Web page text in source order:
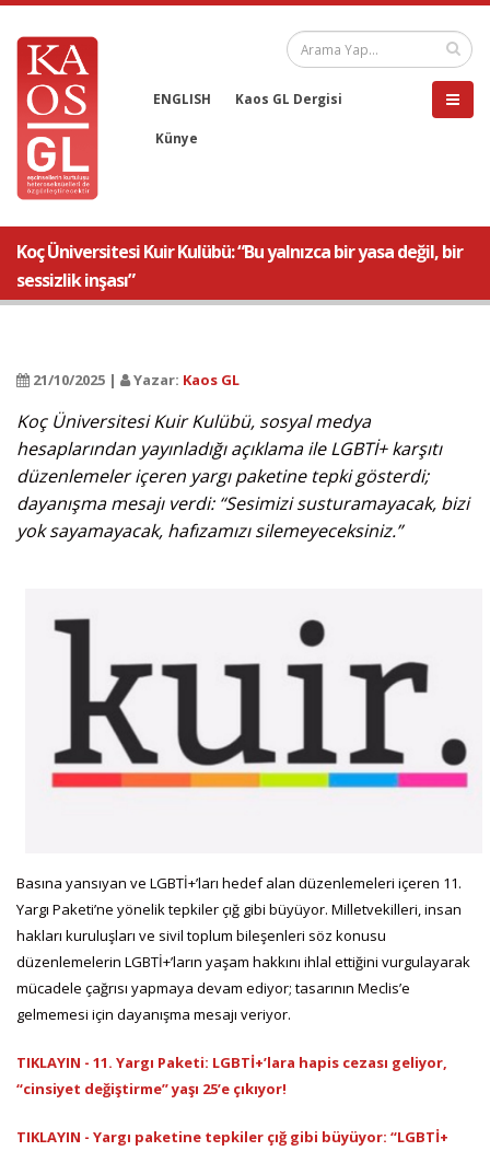
ENGLISH Kaos GL Dergisi
Künye
Koç Üniversitesi Kuir Kulübü: “Bu yalnızca bir yasa değil, bir
sessizlik inşası”
21/10/2025 | Yazar: Kaos GL
Koç Üniversitesi Kuir Kulübü, sosyal medya
hesaplarından yayınladığı açıklama ile LGBTİ+ karşıtı
düzenlemeler içeren yargı paketine tepki gösterdi;
dayanışma mesajı verdi: “Sesimizi susturamayacak, bizi
yok sayamayacak, hafızamızı silemeyeceksiniz.”
Basına yansıyan ve LGBTİ+’ları hedef alan düzenlemeleri içeren 11.
Yargı Paketi’ne yönelik tepkiler çığ gibi büyüyor. Milletvekilleri, insan
hakları kuruluşları ve sivil toplum bileşenleri söz konusu
düzenlemelerin LGBTİ+’ların yaşam hakkını ihlal ettiğini vurgulayarak
mücadele çağrısı yapmaya devam ediyor; tasarının Meclis’e
gelmemesi için dayanışma mesajı veriyor.
TIKLAYIN - 11. Yargı Paketi: LGBTİ+’lara hapis cezası geliyor,
“cinsiyet değiştirme” yaşı 25’e çıkıyor!
TIKLAYIN - Yargı paketine tepkiler çığ gibi büyüyor: “LGBTİ+